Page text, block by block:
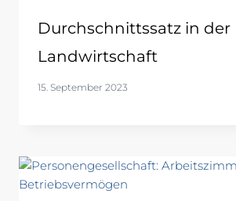
Durchschnittssatz in der
Landwirtschaft
15. September 2023